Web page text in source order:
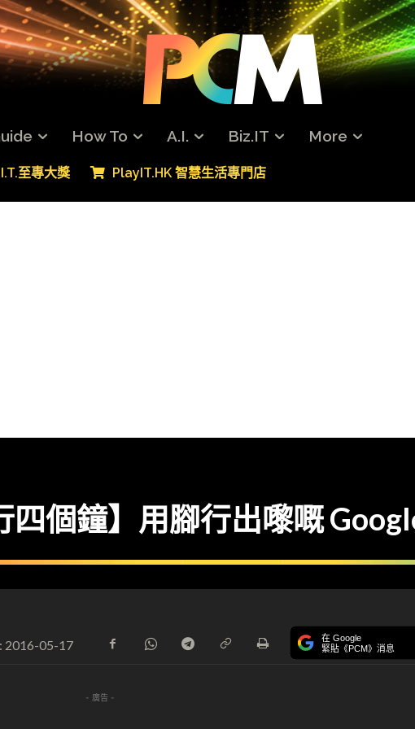
How To A.I. Biz.IT More
至專大獎 PlayIT.HK 智慧生活專門店
四個鐘】用腳行出嚟嘅
2016-05-17 在 Google
緊貼《PCM》消息
- 廣告 -